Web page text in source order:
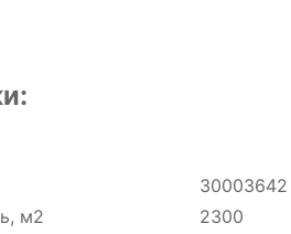
30003642
м2
2300